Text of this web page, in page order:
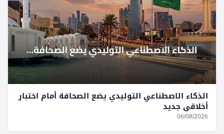
الذكاء الاصطناعي التوليدي يضع الصحافة أمام اختبار
أخلاقي جديد
06/08/2026